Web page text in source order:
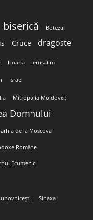
biserică Botezul
Cruce dragoste
Icoana Ierusalim
Israel
Mitropolia Moldovei;
Domnului
de la Moscova
Române
Ecumenic
Sinaxa